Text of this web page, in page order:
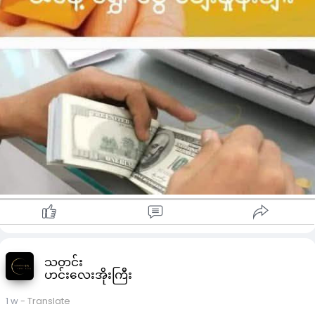
၁ိ - ၁၆.၃၂၉၃၂၅ ဂရမ် = ၁၂၀ ရွေး)
အခေါက်ရွှေ တကျပ်သား (ပြင်ပဈေးကွက်)
ောင်းဈေး ၉,၅၃၀,၀၀၀ ကျပ်
ယ်ဈေး ၉,၄၉၀,၀၀၀ ကျပ်
၁၅ ပဲရည် တကျပ်သား
ောင်းဈေး ၉,၁၃၀,၀၀၀ ကျပ်
ယ်ဈေး ၉,၀၉၀,၀၀၀ ကျပ်
လက်ရှိ ရွှေဈေးကွက်အတွင်း ဈေးနှုန်းအတက်အကျ မငြိမ်သေးတဲ့
တွက် ရောင်းမှား၊ ဝယ်မှား မဖြစ်ဖို့ သတိပြုစေလိုပါတယ်။”
ရွှေဈေးနှုန်းများ အချိန်နှင့်အမျှ ပြောင်းလဲနိုင်သည်။)
နိုင်ငံခြားငွေလဲလှယ်နှုန်း
မြန်မာနိုင်ငံတော်ဗဟိုဘဏ် ရည်ညွှန်းငွေလဲနှုန်း
မေရိကန် တဒေါ်လာ - ၃၆၆၃ ကျပ်
ြင်ပပေါက်စျေး
အမေရိကန်ဒေါ်လာ‌
ယ်ဈေး - ၄၃၅၀ ကျပ်
စင်္ကာပူဒေါ်လာ
ောင်းဈေး - ၃၄၄၉ ကျပ်
ယ်ဈေး - ၃၃၅၇ ကျပ်
သတင်း
ဟင်းလေးအိုးကြီး
1 w- Translate